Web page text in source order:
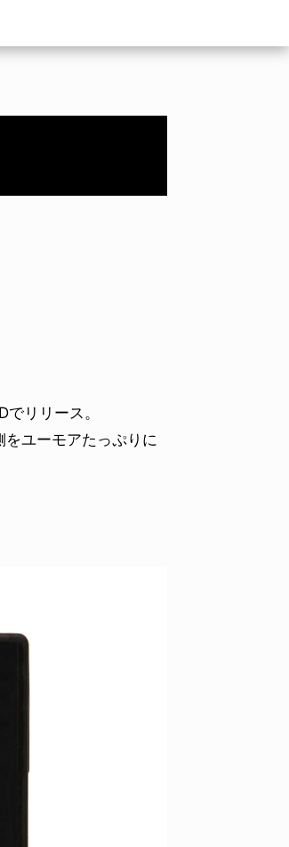
リリース。
ユーモアたっぷりに